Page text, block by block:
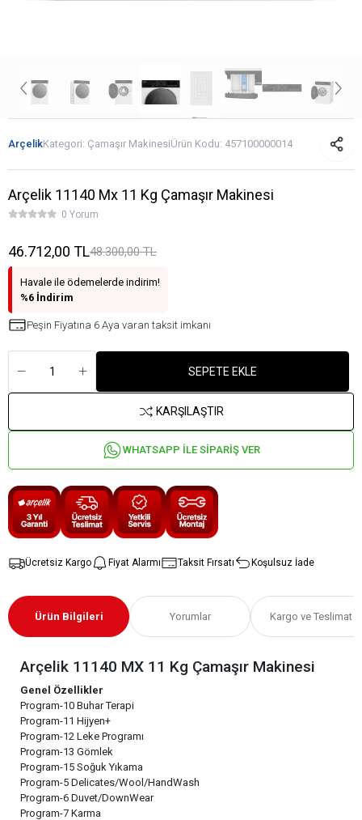
ArçelikKategori: Çamaşır MakinesiÜrün Kodu: 457100000014
Arçelik 11140 Mx 11 Kg Çamaşır Makinesi
0 Yorum
46.712,00 TL48.300,00 TL
Havale ile ödemelerde indirim!
%6 İndirim
Peşin Fiyatına 6 Aya varan taksit imkanı
SEPETE EKLE
KARŞILAŞTIR
WHATSAPP İLE SİPARİŞ VER
Ücretsiz Kargo Fiyat Alarmı Taksit Fırsatı Koşulsuz İade
Ürün Bilgileri Yorumlar Kargo ve Teslimat
Arçelik 11140 MX 11 Kg Çamaşır Makinesi
Genel Özellikler
Program-10 Buhar Terapi
Program-11 Hijyen+
Program-12 Leke Programı
Program-13 Gömlek
Program-15 Soğuk Yıkama
Program-5 Delicates/Wool/HandWash
Program-6 Duvet/DownWear
Program-7 Karma